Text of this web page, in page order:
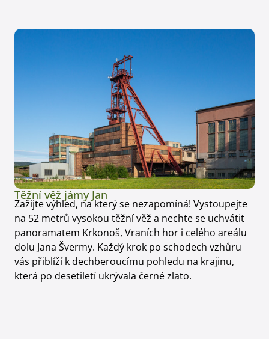
Těžní věž jámy Jan
Zažijte výhled, na který se nezapomíná! Vystoupejte
na 52 metrů vysokou těžní věž a nechte se uchvátit
panoramatem Krkonoš, Vraních hor i celého areálu
dolu Jana Švermy. Každý krok po schodech vzhůru
vás přiblíží k dechberoucímu pohledu na krajinu,
která po desetiletí ukrývala černé zlato.